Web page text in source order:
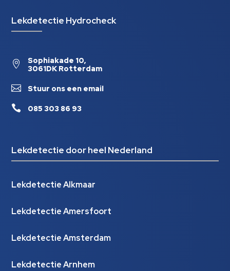
Lekdetectie Hydrocheck

Sophiakade 10,
3061DK Rotterdam
 Stuur ons een email
 085 303 86 93
Lekdetectie door heel Nederland
Lekdetectie Alkmaar
Lekdetectie Amersfoort
Lekdetectie Amsterdam
Lekdetectie Arnhem